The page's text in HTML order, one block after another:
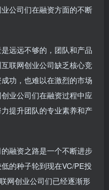
公司们在融资方面的不断
远远不够的，团队和产品
联网创业公司缺乏核心竞
功，也难以在激烈的市场
业公司们在融资过程中应
提升团队的专业素养和产
融资之路是一个不断进步
的种子轮到现在VC/PE投
网创业公司们已经逐渐形